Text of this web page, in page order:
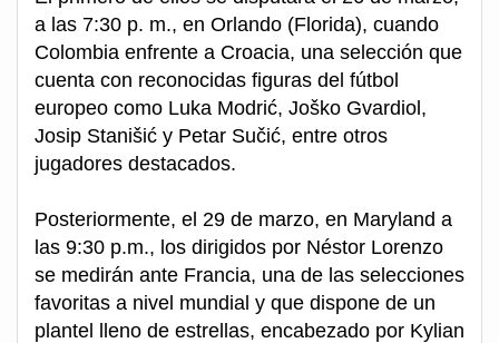
a las 7:30 p. m., en Orlando (Florida), cuando
Colombia enfrente a Croacia, una selección que
cuenta con reconocidas figuras del fútbol
europeo como Luka Modrić, Joško Gvardiol,
Josip Stanišić y Petar Sučić, entre otros
jugadores destacados.
Posteriormente, el 29 de marzo, en Maryland a
las 9:30 p.m., los dirigidos por Néstor Lorenzo
se medirán ante Francia, una de las selecciones
favoritas a nivel mundial y que dispone de un
plantel lleno de estrellas, encabezado por Kylian